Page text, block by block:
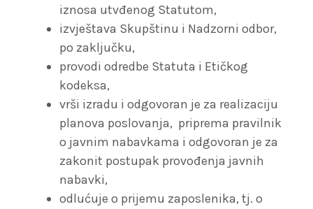
iznosa utvđenog Statutom,
izvještava Skupštinu i Nadzorni odbor,
po zaključku,
provodi odredbe Statuta i Etičkog
kodeksa,
vrši izradu i odgovoran je za realizaciju
planova poslovanja, priprema pravilnik
o javnim nabavkama i odgovoran je za
zakonit postupak provođenja javnih
nabavki,
odlućuje o prijemu zaposlenika, tj. o